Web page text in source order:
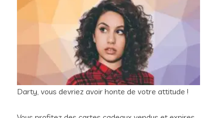
Darty, vous devriez avoir honte de votre attitude !